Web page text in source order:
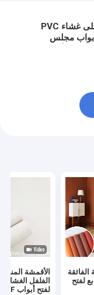
الضغط على غشاء PVC
مجلس
الفائقة
لفتح
الأقمشة